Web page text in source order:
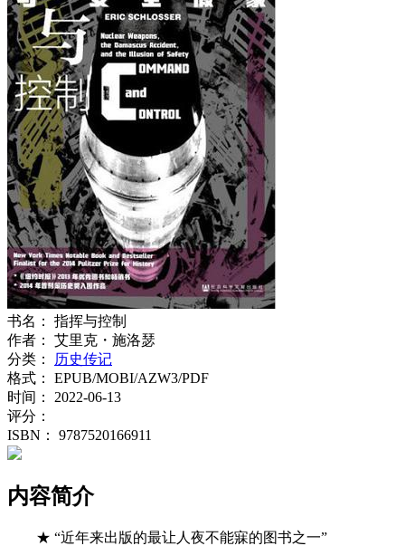
书名：
指挥与控制
作者：
艾里克・施洛瑟
分类：
历史传记
格式：
EPUB/MOBI/AZW3/PDF
时间：
2022-06-13
评分：
ISBN：
9787520166911
内容简介
★ “近年来出版的最让人夜不能寐的图书之一”